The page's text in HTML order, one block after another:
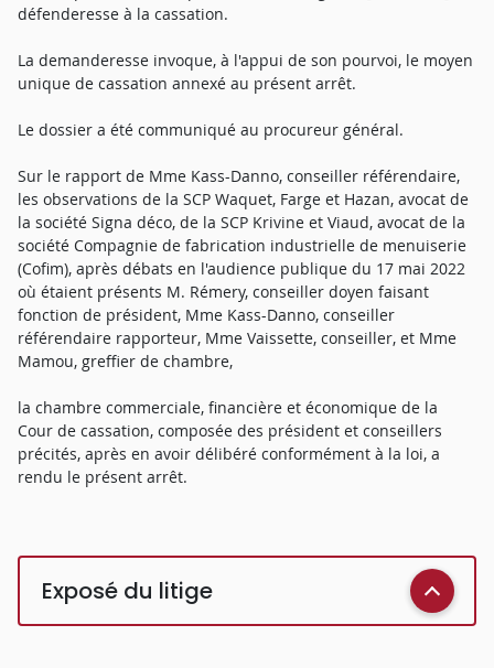
défenderesse à la cassation.
La demanderesse invoque, à l'appui de son pourvoi, le moyen
unique de cassation annexé au présent arrêt.
Le dossier a été communiqué au procureur général.
Sur le rapport de Mme Kass-Danno, conseiller référendaire,
les observations de la SCP Waquet, Farge et Hazan, avocat de
la société Signa déco, de la SCP Krivine et Viaud, avocat de la
société Compagnie de fabrication industrielle de menuiserie
(Cofim), après débats en l'audience publique du 17 mai 2022
où étaient présents M. Rémery, conseiller doyen faisant
fonction de président, Mme Kass-Danno, conseiller
référendaire rapporteur, Mme Vaissette, conseiller, et Mme
Mamou, greffier de chambre,
la chambre commerciale, financière et économique de la
Cour de cassation, composée des président et conseillers
précités, après en avoir délibéré conformément à la loi, a
rendu le présent arrêt.
Exposé du litige